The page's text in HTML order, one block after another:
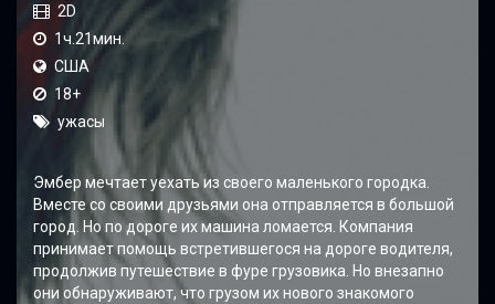
2D
1ч.21мин.
США
18+
ужасы
Эмбер мечтает уехать из своего маленького городка.
Вместе со своими друзьями она отправляется в большой
город. Но по дороге их машина ломается. Компания
принимает помощь встретившегося на дороге водителя,
продолжив путешествие в фуре грузовика. Но внезапно
они обнаруживают, что грузом их нового знакомого